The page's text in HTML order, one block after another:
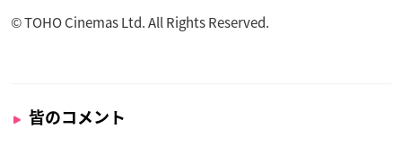
© TOHO Cinemas Ltd. All Rights Reserved.
皆のコメント